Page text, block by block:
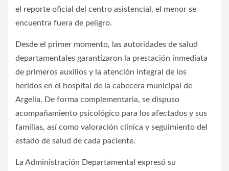
el reporte oficial del centro asistencial, el menor se
encuentra fuera de peligro.
Desde el primer momento, las autoridades de salud
departamentales garantizaron la prestación inmediata
de primeros auxilios y la atención integral de los
heridos en el hospital de la cabecera municipal de
Argelia. De forma complementaria, se dispuso
acompañamiento psicológico para los afectados y sus
familias, así como valoración clínica y seguimiento del
estado de salud de cada paciente.
La Administración Departamental expresó su